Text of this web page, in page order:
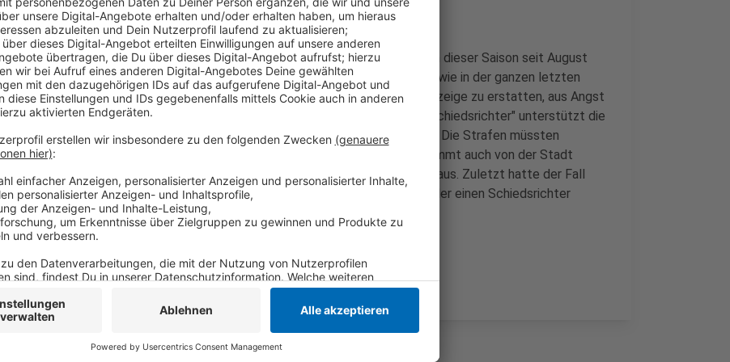
Rund 20 Fälle von Beleidigungen oder Bedrohungen wurde allein in dieser Saison seit August
vor dem Sportgericht in Krefeld verhandelt. In etwa genauso viel wie in der ganzen letzten
Saison. Viele Schiedsrichter trauen sich aber noch immer nicht Anzeige zu erstatten, aus Angst
vor weiteren Angriffen. Die Arbeitsgruppe "Keine Gewalt gegen Schiedsrichter" unterstützt die
Opfer in solchen Fällen. Sie sieht vor allem den DFB in der Pflicht. Die Strafen müssten
einheitlicher und Täter härter bestraft werden. Unterstützung kommt auch von der Stadt
Krefeld. Sie spricht sich klar gegen Gewalt auf den Sportplätzen aus. Zuletzt hatte der Fall
eines Spielers beim SC Viktoria in Krefeld für Aufsehen gesorgt, der einen Schiedsrichter
massiv beleidigt hatte.